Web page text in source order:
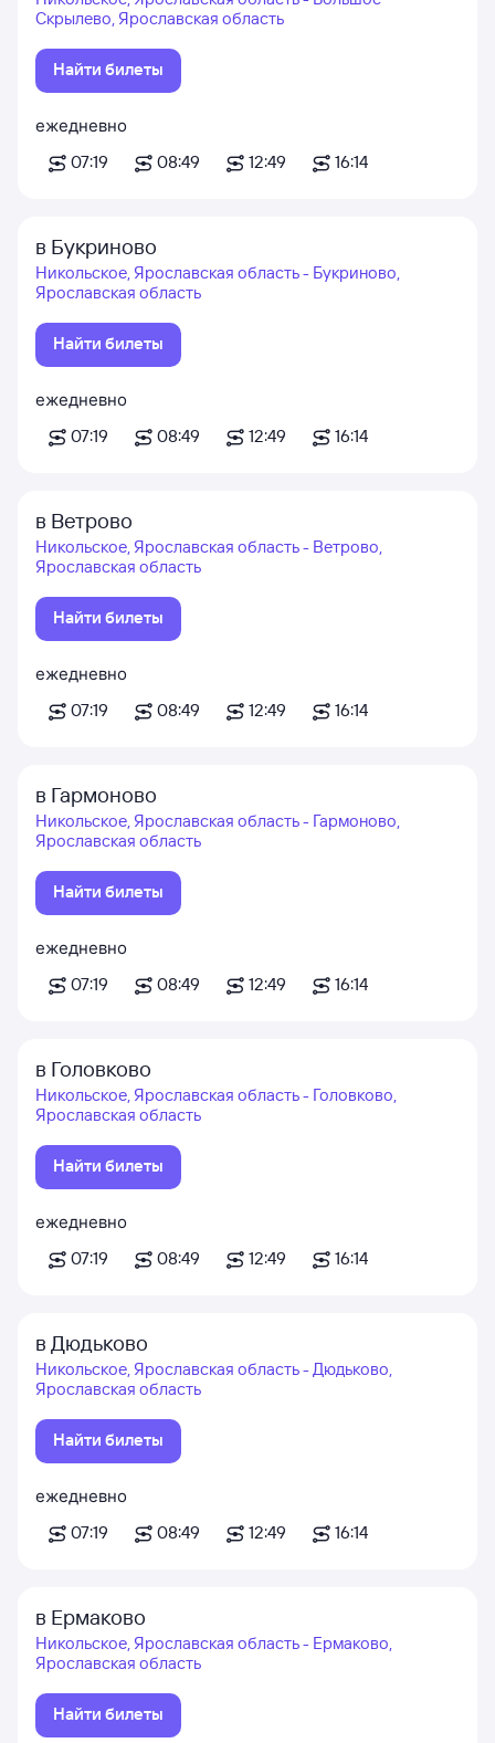
Скрылево, Ярославская область
Найти билеты
ежедневно
07:19
08:49 12:49 16:14
в Букриново
Никольское, Ярославская область - Букриново,
Ярославская область
Найти билеты
ежедневно
07:19
08:49 12:49 16:14
в Ветрово
Никольское, Ярославская область - Ветрово,
Ярославская область
Найти билеты
ежедневно
07:19
08:49 12:49 16:14
в Гармоново
Никольское, Ярославская область - Гармоново,
Ярославская область
Найти билеты
ежедневно
07:19
08:49 12:49 16:14
в Головково
Никольское, Ярославская область - Головково,
Ярославская область
Найти билеты
ежедневно
07:19
08:49 12:49 16:14
в Дюдьково
Никольское, Ярославская область - Дюдьково,
Ярославская область
Найти билеты
ежедневно
07:19
08:49 12:49 16:14
в Ермаково
Никольское, Ярославская область - Ермаково,
Ярославская область
Найти билеты